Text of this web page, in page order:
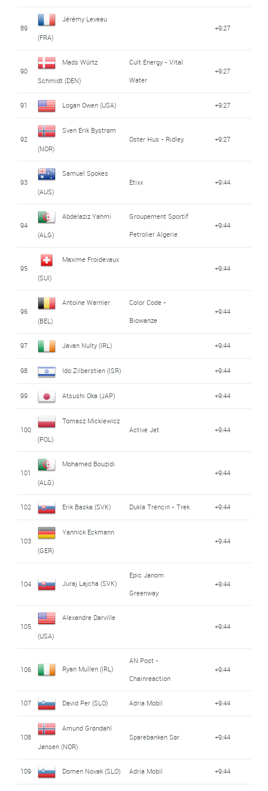
89
Jérémy Leveau
(FRA)
+9:27
90
Mads Würtz
Schmidt (DEN)
Cult Energy - Vital
Water
+9:27
91 Logan Owen (USA) +9:27
92
Sven Erik Bystrøm
(NOR)
Oster Hus - Ridley +9:27
93
Samuel Spokes
(AUS)
Etixx +9:44
94
Abdelaziz Yahmi
(ALG)
Groupement Sportif
Petrolier Algerie
+9:44
95
Maxime Froidevaux
(SUI)
+9:44
96
Antoine Warnier
(BEL)
Color Code -
Biowanze
+9:44
97 Javan Nulty (IRL) +9:44
98 Ido Zilberstien (ISR) +9:44
99 Atsushi Oka (JAP) +9:44
100
Tomasz Mickiewicz
(POL)
Active Jet +9:44
101
Mohamed Bouzidi
(ALG)
+9:44
102 Erik Baska (SVK) Dukla Trencin - Trek +9:44
103
Yannick Eckmann
(GER)
+9:44
104 Juraj Lajcha (SVK)
Epic Janom
Greenway
+9:44
105
Alexandre Darville
(USA)
+9:44
106 Ryan Mullen (IRL)
AN Post -
Chainreaction
+9:44
107 David Per (SLO) Adria Mobil +9:44
108
Amund Grøndahl
Jansen (NOR)
Sparebanken Sør +9:44
109 Domen Novak (SLO) Adria Mobil +9:44